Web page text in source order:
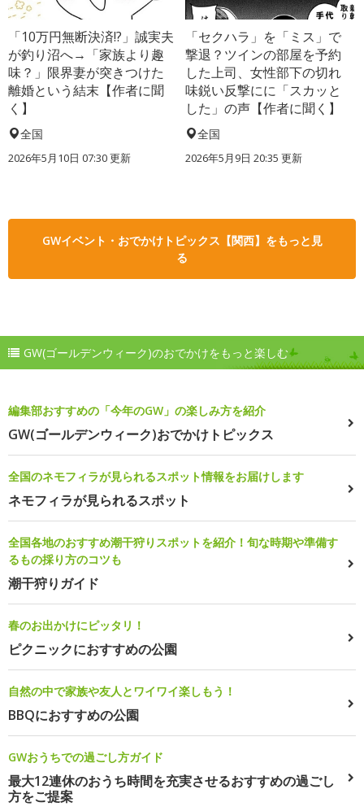
「10万円無断決済!?」誠実夫
が釣り沼へ→「家族より趣
味？」限界妻が突きつけた
離婚という結末【作者に聞
く】
全国
2026年5月10日 07:30 更新
「セクハラ」を「ミス」で
撃退？ツインの部屋を予約
した上司、女性部下の切れ
味鋭い反撃にに「スカッと
した」の声【作者に聞く】
全国
2026年5月9日 20:35 更新
GWイベント・おでかけトピックス【関西】をもっと見
る
GW(ゴールデンウィーク)のおでかけをもっと楽しむ
編集部おすすめの「今年のGW」の楽しみ方を紹介
GW(ゴールデンウィーク)おでかけトピックス
全国のネモフィラが見られるスポット情報をお届けします
ネモフィラが見られるスポット
全国各地のおすすめ潮干狩りスポットを紹介！旬な時期や準備す
るもの採り方のコツも
潮干狩りガイド
春のお出かけにピッタリ！
ピクニックにおすすめの公園
自然の中で家族や友人とワイワイ楽しもう！
BBQにおすすめの公園
GWおうちでの過ごし方ガイド
最大12連休のおうち時間を充実させるおすすめの過ごし
方をご提案